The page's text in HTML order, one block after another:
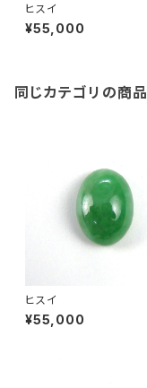
ヒスイ
¥55,000
同じカテゴリの商品
ヒスイ
¥55,000